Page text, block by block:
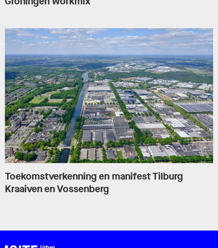
Toekomstverkenning en manifest Tilburg
Kraaiven en Vossenberg